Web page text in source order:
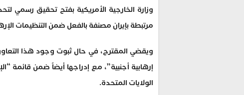
وزارة الخارجية الأمريكية بفتح تحقيق رسمي
مرتبطة بإيران مصنفة بالفعل ضمن التنظيمات
ويقضي المقترح، في حال ثبوت وجود هذا
إرهابية أجنبية”، مع إدراجها أيضاً ضمن قائمة
الولايات المتحدة.